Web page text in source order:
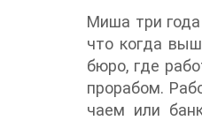
Миша три года
что когда
бюро, где
прорабом.
чаем или